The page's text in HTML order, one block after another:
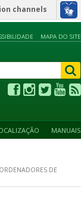
channels
MAPA DO SITE
MANUAIS
DE